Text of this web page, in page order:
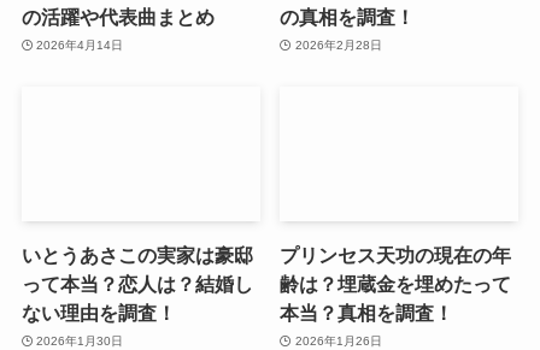
の活躍や代表曲まとめ
2026年4月14日
の真相を調査！
2026年2月28日
いとうあさこの実家は豪邸
って本当？恋人は？結婚し
ない理由を調査！
2026年1月30日
プリンセス天功の現在の年
齢は？埋蔵金を埋めたって
本当？真相を調査！
2026年1月26日